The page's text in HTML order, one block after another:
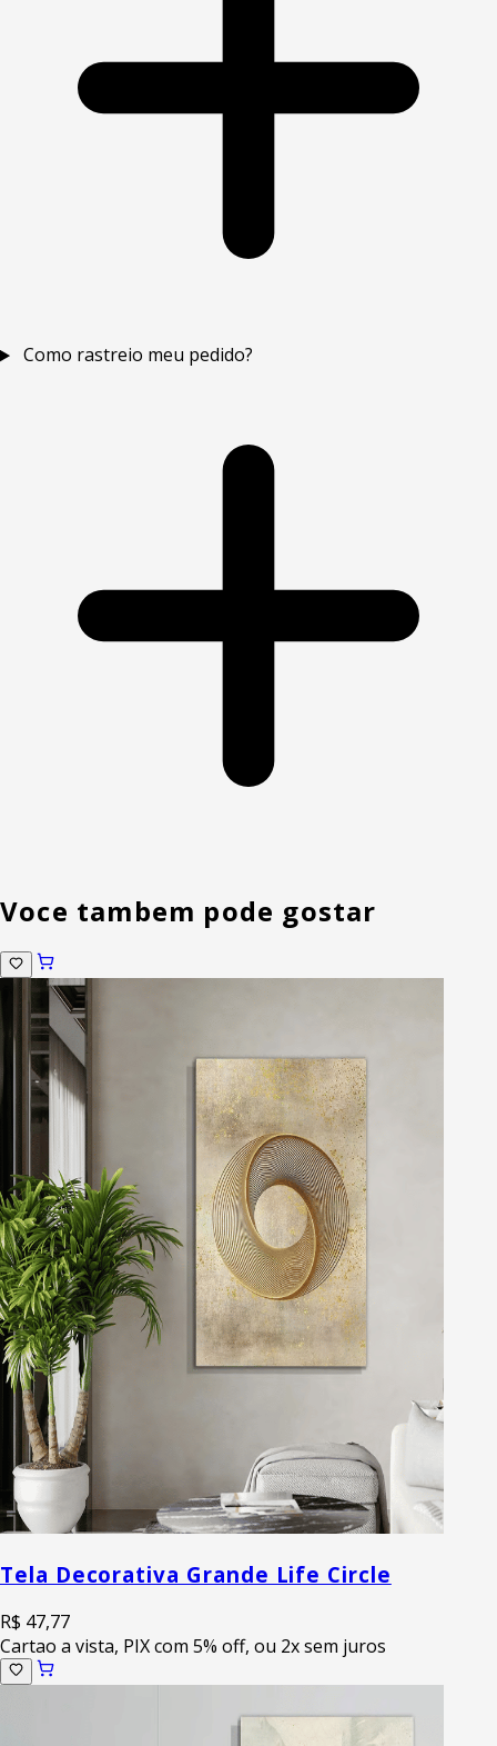
Como rastreio meu pedido?
Voce tambem pode gostar
Tela Decorativa Grande Life Circle
R$ 47,77
Cartao a vista, PIX com 5% off, ou 2x sem juros